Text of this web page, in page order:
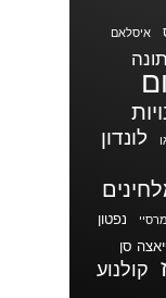
איסלאם
לונדון
מרסיי נפטון
סן
קולנוע